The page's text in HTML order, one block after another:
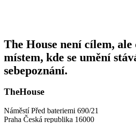
The House není cílem,
místem, kde se umění
sebepoznání.
TheHouse
Náměstí Před bateriemi 690/21
Praha Česká republika 16000